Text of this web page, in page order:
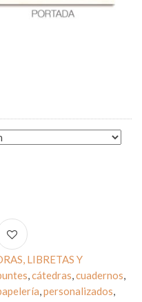
LIBRETAS Y
,cátedras,cuadernos,
,personalizados,